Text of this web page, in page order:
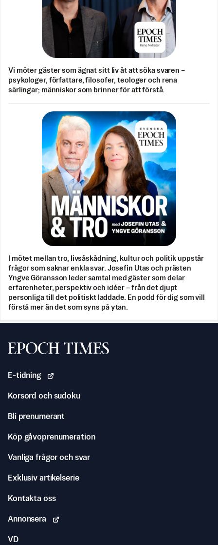
Vi möter gäster som ägnat sitt liv åt att söka svaren –
psykologer, författare, filosofer, teologer och rena
särlingar; människor som brinner för att förstå.
I mötet mellan tro, livsåskådning, kultur och politik uppstår
frågor som saknar enkla svar. Josefin Utas och prästen
Yngve Göransson leder samtal med gäster som delar
erfarenheter, perspektiv och idéer – från det djupt
personliga till det politiskt laddade. En podd för dig som vill
förstå mer än det som syns på ytan.
Svenska Epoch Times
E-tidning
Korsord och sudoku
Bli prenumerant
Köp gåvoprenumeration
Vanliga frågor och svar
Exklusiv artikelserie
Kontakta oss
Annonsera
VD